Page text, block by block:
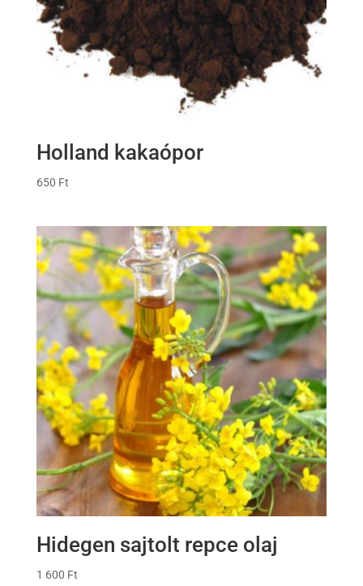
Holland kakaópor
650 Ft
Hidegen sajtolt repce olaj
1 600 Ft